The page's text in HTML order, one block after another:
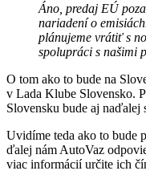
Áno, predaj EÚ
nariadení o
plánujeme vrátiť s
spolupráci s našimi
O tom ako to bude na
v Lada Klube Slovensko.
Slovensku bude aj naďalej
Uvidíme teda ako to bude
ďalej nám AutoVaz
viac informácií určite ich